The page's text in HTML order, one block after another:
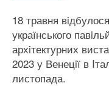
18 травня
українського
архiтектурних
2023 у Венецiї в
листопада.